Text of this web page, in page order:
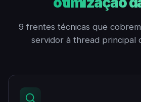
9 frentes técnicas que
servidor à thread principal